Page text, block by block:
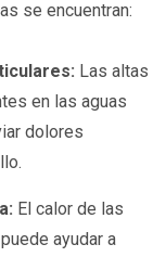
se encuentran:
Las altas
en las aguas
dolores
El calor de las
ayudar a